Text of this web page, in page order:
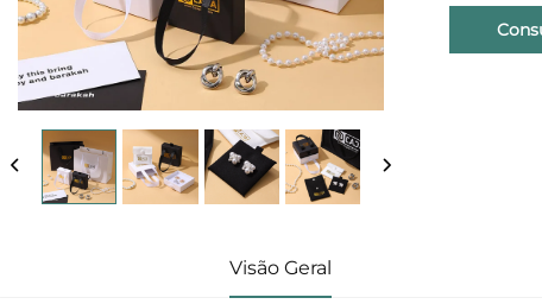
Visão Geral